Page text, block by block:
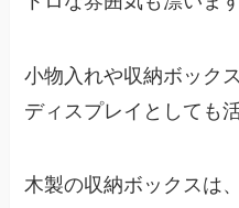
小物入れや収納ボック
ディスプレイとしても
木製の収納ボックスは